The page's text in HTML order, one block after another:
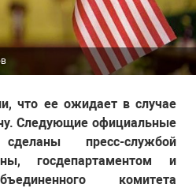
что ее ожидает в случае
Следующие официальные
пресс-службой
госдепартаментом и
комитета